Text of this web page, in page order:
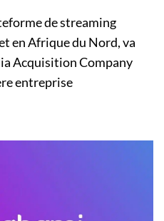
de streaming
en Afrique du Nord, va
Acquisition Company
entreprise